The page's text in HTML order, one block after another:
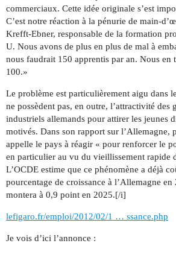
commerciaux. Cette idée originale s’est
C’est notre réaction à la pénurie de main-
Krefft-Ebner, responsable de la formation
U. Nous avons de plus en plus de mal à
nous faudrait 150 apprentis par an. Nous en
100.»
Le problème est particulièrement aigu dans
ne possèdent pas, en outre, l’attractivité des
industriels allemands pour attirer les jeunes
motivés. Dans son rapport sur l’Allemagne,
appelle le pays à réagir « pour renforcer le
en particulier au vu du vieillissement rapide
L’OCDE estime que ce phénomène a déjà
pourcentage de croissance à l’Allemagne
montera à 0,9 point en 2025.[/i]
lefigaro.fr/emploi/2012/02/1 … ssance.php
Je vois d’ici l’annonce :